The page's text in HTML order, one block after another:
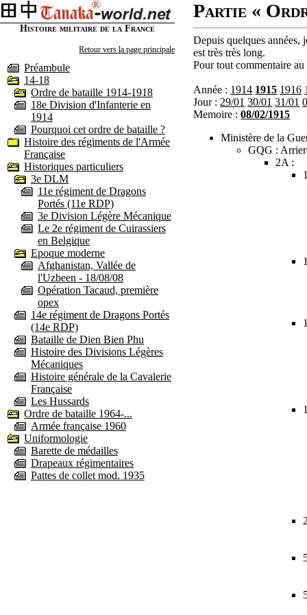
Histoire militaire de la France
Retour vers la page principale
Préambule
14-18
Ordre de bataille 1914-1918
18e Division d'Infanterie en
1914
Pourquoi cet ordre de bataille ?
Histoire des régiments de l'Armée
Française
Historiques particuliers
3e DLM
11e régiment de Dragons
Portés (11e RDP)
3e Division Légère Mécanique
Le 2e régiment de Cuirassiers
en Belgique
Epoque moderne
Afghanistan, Vallée de
l'Uzbeen - 18/08/08
Opération Tacaud, première
opex
14e régiment de Dragons Portés
(14e RDP)
Bataille de Dien Bien Phu
Histoire des Divisions Légères
Mécaniques
Histoire générale de la Cavalerie
Française
Les Hussards
Ordre de bataille 1964-...
Armée française 1960
Uniformologie
Barette de médailles
Drapeaux régimentaires
Pattes de collet mod. 1935
Partie «
Depuis quelques années,
est très très long.
Pour tout commentaire
Année : 1914 1915 1916
Jour : 29/01 30/01 31/01
Memoire :08/02/1915
Ministère de la
GQG :
2A :